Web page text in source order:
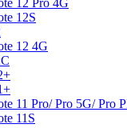
12 Pro 4G
12S
12 4G
11 Pro/ Pro 5G/ Pro
11S